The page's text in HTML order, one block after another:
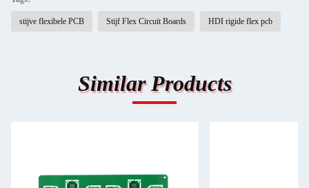
stijve flexibele PCB Stijf Flex Circuit Boards HDI rigide flex pcb
Similar Products